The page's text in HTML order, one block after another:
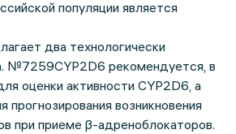
популяции является
два технологически
№7259CYP2D6 рекомендуется, в
оценки активности CYP2D6, а
возникновения
при приеме β-адреноблокаторов.